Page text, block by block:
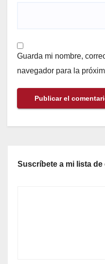
Guarda mi nombre,
navegador para la
Suscríbete a mi lista de